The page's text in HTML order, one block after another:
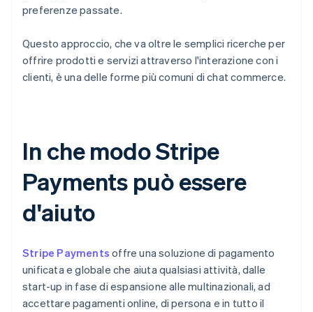
preferenze passate.
Questo approccio, che va oltre le semplici ricerche per
offrire prodotti e servizi attraverso l'interazione con i
clienti, è una delle forme più comuni di chat commerce.
In che modo Stripe
Payments può essere
d'aiuto
Stripe Payments offre una soluzione di pagamento
unificata e globale che aiuta qualsiasi attività, dalle
start-up in fase di espansione alle multinazionali, ad
accettare pagamenti online, di persona e in tutto il